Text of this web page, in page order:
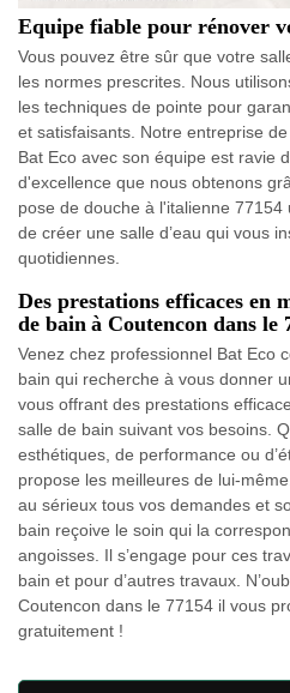
Equipe fiable pour rénover
Vous pouvez être sûr que votre
les normes prescrites. Nous
les techniques de pointe pour
et satisfaisants. Notre entreprise
Bat Eco avec son équipe est ravie
d'excellence que nous obtenons
pose de douche à l'italienne
de créer une salle d’eau qui vous
quotidiennes.
Des prestations efficaces en
de bain à Coutencon dans le
Venez chez professionnel Bat Eco
bain qui recherche à vous donner
vous offrant des prestations
salle de bain suivant vos besoins.
esthétiques, de performance ou
propose les meilleures de lui-
au sérieux tous vos demandes et
bain reçoive le soin qui la
angoisses. Il s’engage pour ces
bain et pour d’autres travaux.
Coutencon dans le 77154 il vous
gratuitement !